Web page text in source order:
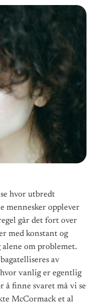
hvor utbredt
mennesker opplever
går det fort over
med konstant og
alene om problemet.
av
vanlig er egentlig
å finne svaret må vi se
McCormack et al